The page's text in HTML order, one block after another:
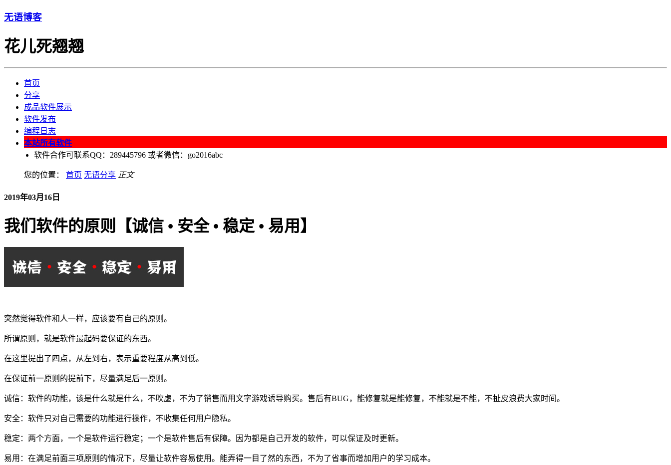
无语博客
花儿死翘翘
首页
分享
成品软件展示
软件发布
编程日志
本站所有软件
软件合作可联系QQ：289445796 或者微信：go2016abc
您的位置： 首页 无语分享 正文
2019年03月16日
我们软件的原则【诚信 • 安全 • 稳定 • 易用】
突然觉得软件和人一样，应该要有自己的原则。
所谓原则，就是软件最起码要保证的东西。
在这里提出了四点，从左到右，表示重要程度从高到低。
在保证前一原则的提前下，尽量满足后一原则。
诚信：软件的功能，该是什么就是什么，不吹虚，不为了销售而用文字游戏诱导购买。售后有BUG，能修复就是能修复，不能就是不能，不扯皮浪费大家时间。
安全：软件只对自己需要的功能进行操作，不收集任何用户隐私。
稳定：两个方面，一个是软件运行稳定；一个是软件售后有保障。因为都是自己开发的软件，可以保证及时更新。
易用：在满足前面三项原则的情况下，尽量让软件容易使用。能弄得一目了然的东西，不为了省事而增加用户的学习成本。